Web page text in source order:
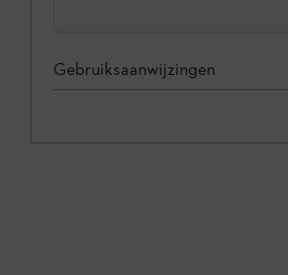
Gebruiksaanwijzingen